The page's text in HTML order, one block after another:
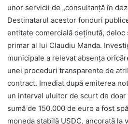
unor servicii de „consultanță în
Destinatarul acestor fonduri
entitate comercială deținută,
primar al lui Claudiu Manda.
municipale a relevat absența
unei proceduri transparente de
contract. Imediat după emiterea
un interval uluitor de scurt de
sumă de 150.000 de euro a fost
moneda stabilă USDC, ancorată la